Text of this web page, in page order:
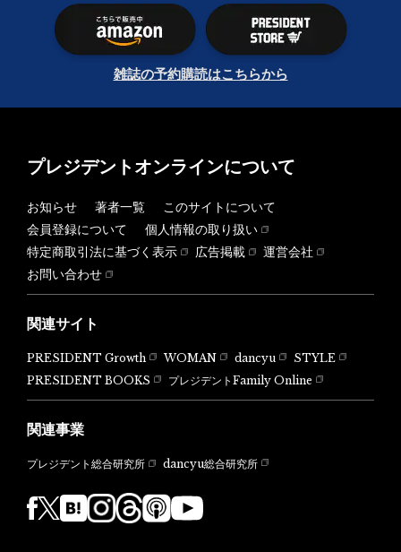
雑誌の予約購読はこちらから
プレジデントオンラインについて
お知らせ 著者一覧
このサイトについて
会員登録について
個人情報の取り扱い
特定商取引法に基づく表示
広告掲載
運営会社
お問い合わせ
関連サイト
PRESIDENT Growth WOMAN dancyu
STYLE
PRESIDENT BOOKS
プレジデントFamily Online
関連事業
プレジデント総合研究所 dancyu総合研究所